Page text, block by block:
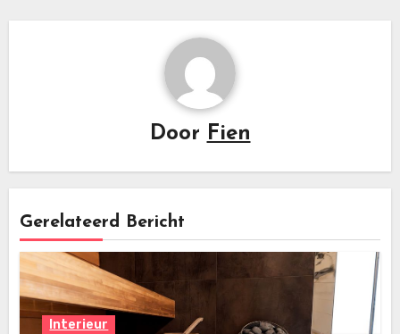
Door Fien
Gerelateerd Bericht
Interieur